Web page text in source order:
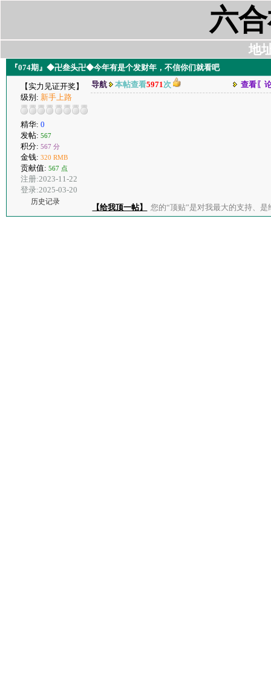
六
地
『074期』◆卍叁头卍◆今年有是个发财年，不信你们就看吧
【实力见证开奖】
级别: 新手上路
精华: 0
发帖: 567
积分: 567 分
金钱: 320 RMB
贡献值: 567 点
注册:2023-11-22
登录:2025-03-20
历史记录
导航 本帖查看5971次 查看〖
【给我顶一帖】 您的“顶贴”是对我最大的支持、